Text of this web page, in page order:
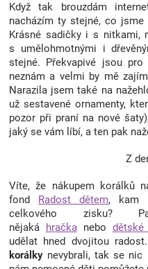
Když tak brouzdám
nacházím ty stejné, co
Krásné sadičky i s nitkami,
s umělohmotnými i
stejné. Překvapivé jsou
neznám a velmi by mě
Narazila jsem také na
už sestavené ornamenty,
pozor při praní na nové
jaký se vám líbí, a ten pak
Z
Víte, že nákupem korálků
fond Radost dětem, kam
celkového zisku?
nějaká hračkanebo dětské
udělat hned dvojitou
korálky nevybrali, tak se nic